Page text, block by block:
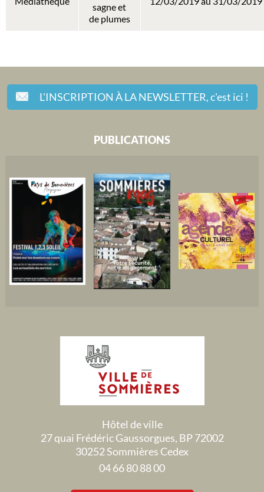
sagne et
de plumes
L'INSCRIPTION À LA NEWSLETTER,c'est ici !
PUBLICATIONS
Hôtel de ville
27 quai Frédéric Gaussorgues, BP 72002
30252 Sommières Cedex
04 66 80 88 00